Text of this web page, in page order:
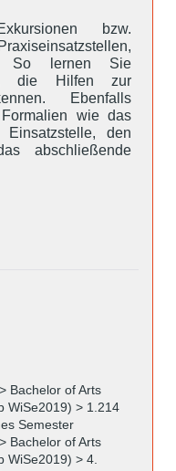
bzw.
So lernen Sie
die Hilfen zur
Ebenfalls
wie das
den
abschließende
Bachelor of Arts
WiSe2019) > 1.214
Semester
Bachelor of Arts
WiSe2019) > 4.